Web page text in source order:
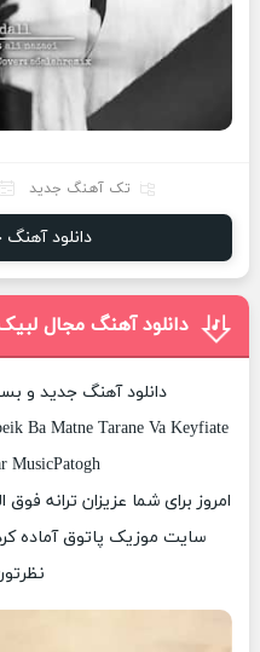
تک آهنگ جدید
دانلود آهنگ
دانلود آهنگ مجال
دانلود آهنگ جدید و
Ba Matne Tarane Va Keyfiate
MusicPatogh
امروز برای شما عزیزان ترانه
سایت موزیک پاتوق آماده